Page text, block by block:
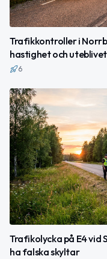
Trafikkontroller i
hastighet och
6
Trafikolycka på E4 vid
ha falska skyltar